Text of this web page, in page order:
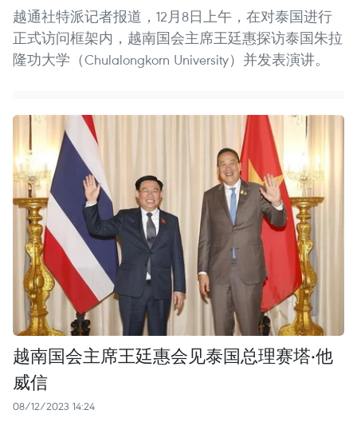
越通社特派记者报道，12月8日上午，在对泰国进行
正式访问框架内，越南国会主席王廷惠探访泰国朱拉
隆功大学（Chulalongkorn University）并发表演讲。
越南国会主席王廷惠会见泰国总理赛塔·他
威信
08/12/2023 14:24